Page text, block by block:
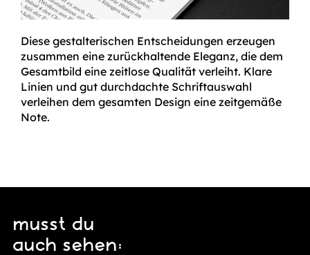
Diese gestalterischen Entscheidungen erzeugen
zusammen eine zurückhaltende Eleganz, die dem
Gesamtbild eine zeitlose Qualität verleiht. Klare
Linien und gut durchdachte Schriftauswahl
verleihen dem gesamten Design eine zeitgemäße
Note.
musst du
auch sehen: